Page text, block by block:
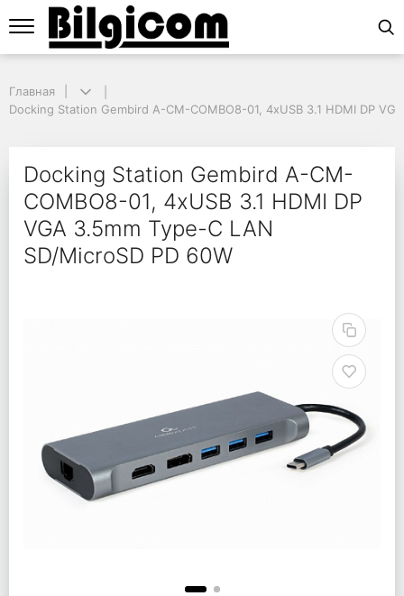
Docking Station Gembird A-CM-COMBO8-01, 4xUSB 3.1 HDMI DP
Docking Station
Главная
Docking Station Gembird A-CM-COMBO8-01, 4xUSB 3.1 HDMI DP
Docking Station Gembird A-CM-
COMBO8-01, 4xUSB 3.1 HDMI DP
VGA 3.5mm Type-C LAN
SD/MicroSD PD 60W